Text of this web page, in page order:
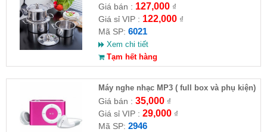
Giá bán : 127,000₫
Giá sỉ VIP : 122,000₫
Mã SP: 6021
Xem chi tiết
Tạm hết hàng
Máy nghe nhạc MP3 ( full box và phụ kiện)
Giá bán : 35,000₫
Giá sỉ VIP : 29,000₫
Mã SP: 2946